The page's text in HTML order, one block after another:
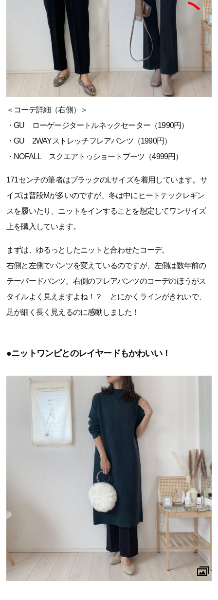
＜コーデ詳細（右側）＞
・GU ローゲージタートルネックセーター（1990円）
・GU 2WAYストレッチフレアパンツ（1990円）
・NOFALL スクエアトゥショートブーツ（4999円）
171センチの筆者はブラックのLサイズを着用しています。サ
イズは普段Mが多いのですが、冬は中にヒートテックレギン
スを履いたり、ニットをインすることを想定してワンサイズ
上を購入しています。
まずは、ゆるっとしたニットと合わせたコーデ。
右側と左側でパンツを変えているのですが、左側は数年前の
テーパードパンツ。右側のフレアパンツのコーデのほうがス
タイルよく見えますよね！？ とにかくラインがきれいで、
足が細く長く見えるのに感動しました！
●ニットワンピとのレイヤードもかわいい！